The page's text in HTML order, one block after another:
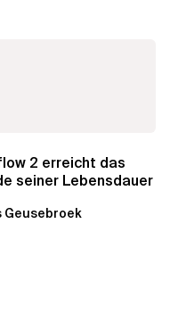
2 erreicht das
seiner Lebensdauer
Geusebroek